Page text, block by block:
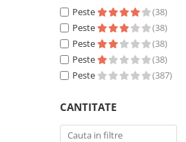
Servetele Umede
Covorase absorbante
Curatare Ochi
Igiena Catel
Perii si descalcitoare caini
Solutii Atractante si repelente
Custi transport - Pisici
Jucarii Pisici
Lese, Hamuri si Zgarzi
Paturi, perne si cosuri pentru pisici
Peste
(38)
Peste
(38)
Peste
(38)
Peste
(38)
Peste
(387)
CANTITATE